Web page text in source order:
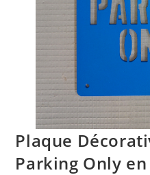
Plaque
Parking Only